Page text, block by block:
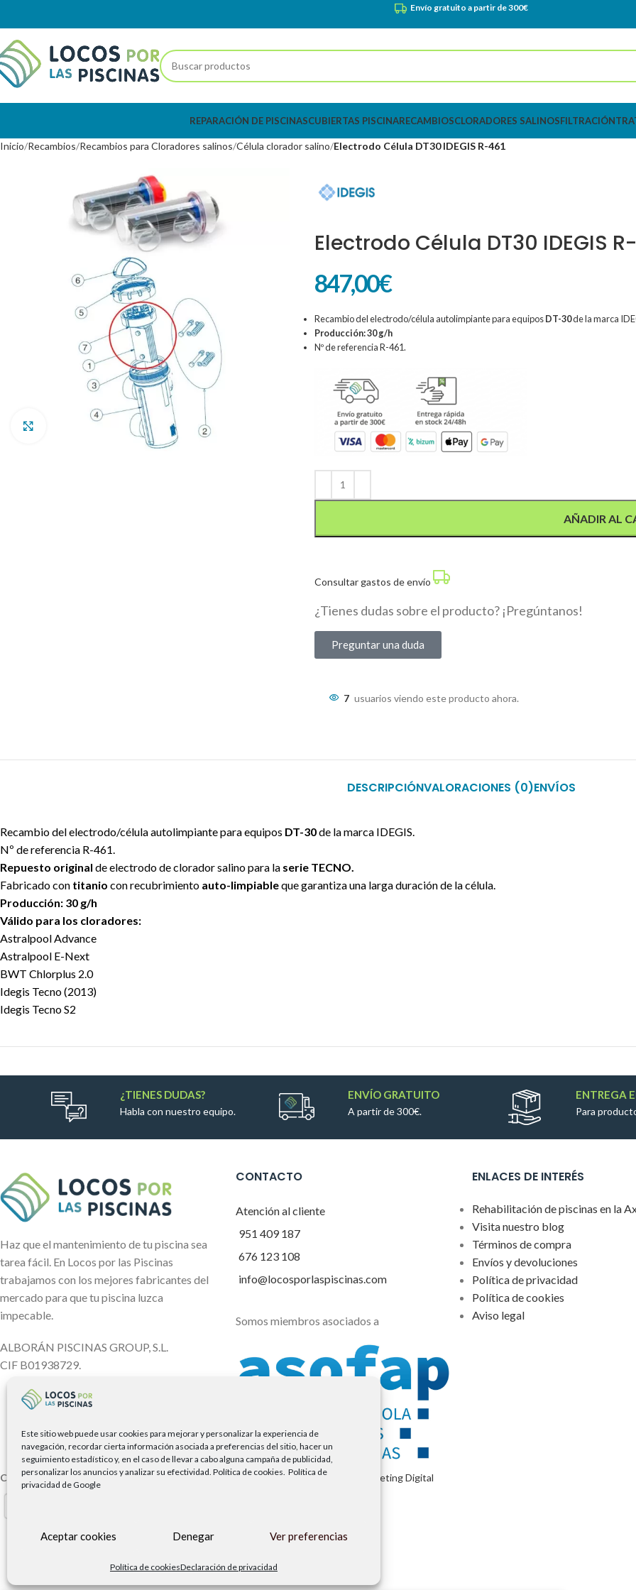
Este sitio web puede usar cookies para mejorar y personalizar la experiencia de
navegación, recordar cierta información asociada a preferencias del sitio, hacer un
seguimiento estadístico y, en el caso de llevar a cabo alguna campaña de publicidad,
personalizar los anuncios y analizar su efectividad. Política de cookies. Política de
privacidad de Google
Aceptar cookies Denegar Ver preferencias
Política de cookiesDeclaración de privacidad
Envío gratuito a partir de 300€
REPARACIÓN DE PISCINASCUBIERTAS PISCINARECAMBIOSCLORADORES SALINOSFILTRACIÓN
Inicio Recambios Recambios para Cloradores salinos Célula clorador salino Electrodo Célula DT30 IDEGIS R-461
Electrodo Célula DT30 IDEGIS
847,00€
Recambio del electrodo/célula autolimpiante para equiposDT-30de la marca
Producción: 30 g/h
Nº de referencia R-461.
AÑADIR AL
Consultar gastos de envío
¿Tienes dudas sobre el producto? ¡Pregúntanos!
Preguntar una duda
7 usuarios viendo este producto ahora.
DESCRIPCIÓNVALORACIONES (0)ENVÍOS
Recambio del electrodo/célula autolimpiante para equipos DT-30de la marca IDEGIS.
Nº de referencia R-461.
Repuesto original de electrodo de clorador salino para la serie TECNO.
Fabricado con titanio con recubrimiento auto-limpiableque garantiza una larga duración de la célula.
Producción: 30 g/h
Válido para los cloradores:
Astralpool Advance
Astralpool E-Next
BWT Chlorplus 2.0
Idegis Tecno (2013)
Idegis Tecno S2
¿TIENES DUDAS?
Habla con nuestro equipo.
ENVÍO GRATUITO
A partir de 300€.
ENTREGA
Para
Haz que el mantenimiento de tu piscina sea
tarea fácil. En Locos por las Piscinas
trabajamos con los mejores fabricantes del
mercado para que tu piscina luzca
impecable.
ALBORÁN PISCINAS GROUP, S.L.
CIF B01938729.
CONTACTO
Atención al cliente
951 409 187
676 123 108
info@locosporlaspiscinas.com
Somos miembros asociados a
ENLACES DE INTERÉS
Rehabilitación de piscinas en la
Visita nuestro blog
Términos de compra
Envíos y devoluciones
Política de privacidad
Política de cookies
Aviso legal
Copyright Locos por las piscinas | Todos los derechos reservados |Agencia de Marketing Digital